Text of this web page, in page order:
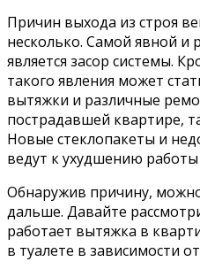
Причин выхода из строя
несколько. Самой явной и
является засор системы.
такого явления может
вытяжки и различные
пострадавшей квартире,
Новые стеклопакеты и
ведут к ухудшению
Обнаружив причину,
дальше. Давайте
работает вытяжка в
в туалете в зависимости